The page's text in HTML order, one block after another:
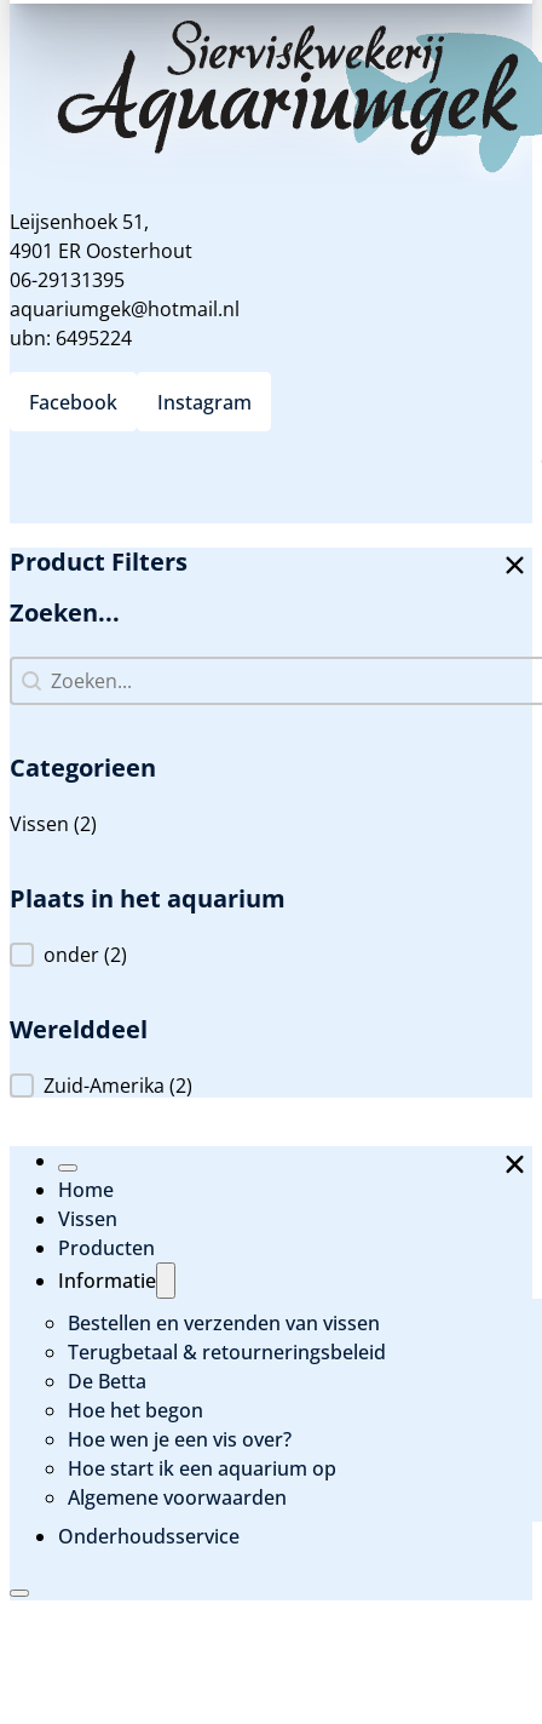
Leijsenhoek 51,
4901 ER Oosterhout
06-29131395
aquariumgek@hotmail.nl
ubn: 6495224
Facebook Instagram
Product Filters
Zoeken...
Zoeken...
Zoeken...
Categorieen
Categorieen
Vissen (2)
Plaats in het aquarium
Plaats in het aquarium
onder(2)
Werelddeel
Werelddeel
Zuid-Amerika (2)
Home
Vissen
Producten
Informatie
Bestellen en verzenden van vissen
Terugbetaal & retourneringsbeleid
De Betta
Hoe het begon
Hoe wen je een vis over?
Hoe start ik een aquarium op
Algemene voorwaarden
Onderhoudsservice